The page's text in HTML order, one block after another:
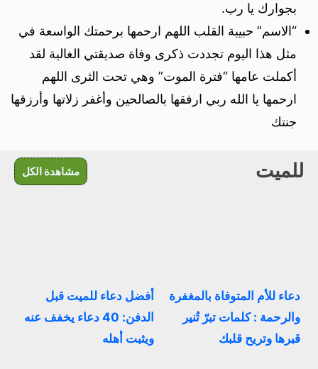
بجوارك يا رب.
“الاسم” حبيبة القلب اللهم ارحمها برحمتك الواسعة في
مثل هذا اليوم تجددت ذكرى وفاة صديقتي الغالية لقد
أكملت عامها “فترة الموت” وهي تحت الثرى اللهم
ارحمها يا الله ربي ارفقها بالصالحين وأغفر زلاتها وأرزقها
جنتك
للميت مشاهدة الكل
دعاء للأم المتوفاة بالمغفرة
والرحمة : كلمات تبرّ تُنير
قبرها وتريح قلبك
أفضل دعاء للميت قبل
الدفن: 40 دعاء يخفف عنه
ويثبت أهله